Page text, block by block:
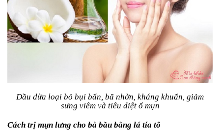
Dầu dừa loại bỏ bụi bẩn, bã nhờn, kháng khuẩn, giảm
sưng viêm và tiêu diệt ổ mụn
Cách trị mụn lưng cho bà bầu bằng lá tía tô